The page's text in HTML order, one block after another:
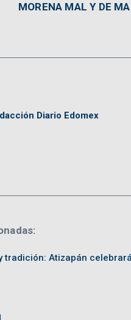
MORENA MAL Y DE
Diario Edomex
tradición: Atizapán